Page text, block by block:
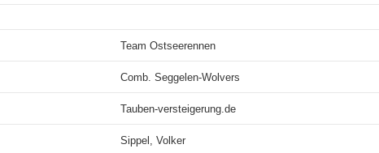
Team Ostseerennen
Comb. Seggelen-Wolvers
Tauben-versteigerung.de
Sippel, Volker